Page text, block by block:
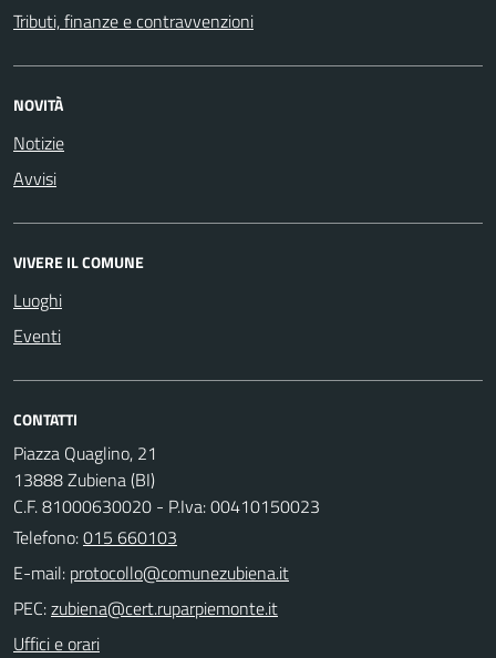
Tributi, finanze e contravvenzioni
NOVITÀ
Notizie
Avvisi
VIVERE IL COMUNE
Luoghi
Eventi
CONTATTI
Piazza Quaglino, 21
13888 Zubiena (BI)
C.F. 81000630020 - P.Iva: 00410150023
Telefono:015 660103
E-mail:
PEC:
Uffici e orari